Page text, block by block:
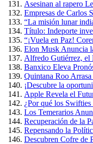
Asesinan al rapero
Empresas de Carlos
“La misión lunar
Título: Indeporte
“¡Vuela en Paz!
Elon Musk Anuncia
Alfredo Gutiérrez, el
Banxico Eleva
Quintana Roo
¡Descubre la
Apple Revela el
¿Por qué los
Los Temerarios
Recuperación de la
Repensando la
Descubren Cofre de